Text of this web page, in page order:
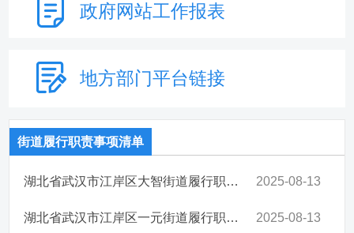
政府网站工作报表
地方部门平台链接
街道履行职责事项清单
湖北省武汉市江岸区大智街道履行职责事项清单 2025-08-13
湖北省武汉市江岸区一元街道履行职责事项清单 2025-08-13